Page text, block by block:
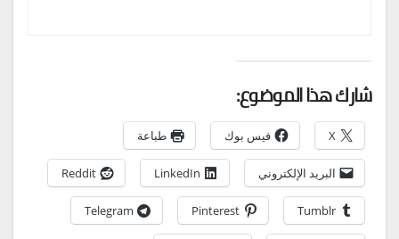
شارك هذا الموضوع:
X فيس بوك طباعة
البريد الإلكتروني LinkedIn
Reddit
Tumblr
Pinterest
Telegram